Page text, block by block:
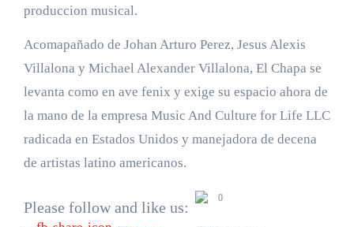
produccion musical.
Acomapañado de Johan Arturo Perez, Jesus Alexis
Villalona y Michael Alexander Villalona, El Chapa se
levanta como en ave fenix y exige su espacio ahora de
la mano de la empresa Music And Culture for Life LLC
radicada en Estados Unidos y manejadora de decena
de artistas latino americanos.
Please follow and like us:
0